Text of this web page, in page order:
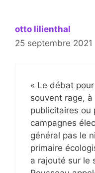
otto lilienthal
25 septembre 2021
« Le débat
souvent rage, à
publicitaires ou
campagnes
général pas le
primaire
a rajouté sur le